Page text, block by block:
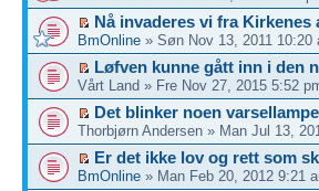
Nå invaderes vi fra Kirkenes
BmOnline » Søn Nov 13, 2011 10:20
Løfven kunne gått inn i den
Vårt Land » Fre Nov 27, 2015 5:52
Det blinker noen
Thorbjørn Andersen » Man Jul 13,
Er det ikke lov og rett som
BmOnline » Man Feb 20, 2012 9:21